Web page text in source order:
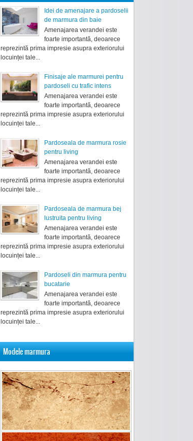
Idei de amenajare a pardoselii
de marmura din baie
Amenajarea verandei este
foarte importantă, deoarece
reprezintă prima impresie asupra exteriorului
locuinței tale...
Finisaje ale marmurei pentru
pardoseli cu trafic intens
Amenajarea verandei este
foarte importantă, deoarece
reprezintă prima impresie asupra exteriorului
locuinței tale...
Pardoseala de marmura rosie
pentru living
Amenajarea verandei este
foarte importantă, deoarece
reprezintă prima impresie asupra exteriorului
locuinței tale...
Pardoseala de marmura bej
lustruita pentru living
Amenajarea verandei este
foarte importantă, deoarece
reprezintă prima impresie asupra exteriorului
locuinței tale...
Pardoseli din marmura pentru
bucatarie
Amenajarea verandei este
foarte importantă, deoarece
reprezintă prima impresie asupra exteriorului
locuinței tale...
Modele marmura